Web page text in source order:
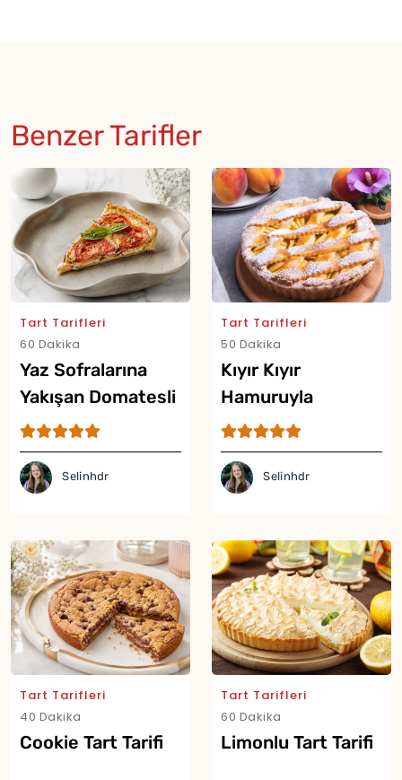
Benzer Tarifler
Tart Tarifleri
60 Dakika
Yaz Sofralarına
Yakışan Domatesli
Tart Tarifi
Selinhdr
Tart Tarifleri
50 Dakika
Kıyır Kıyır
Hamuruyla
Şeftalili Tart Tarifi
Selinhdr
Tart Tarifleri
40 Dakika
Cookie Tart Tarifi
Tart Tarifleri
60 Dakika
Limonlu Tart Tarifi